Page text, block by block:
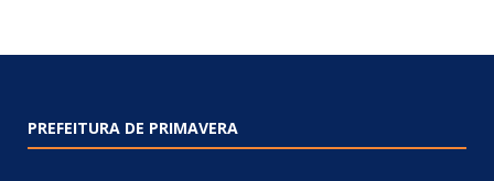
PREFEITURA DE PRIMAVERA